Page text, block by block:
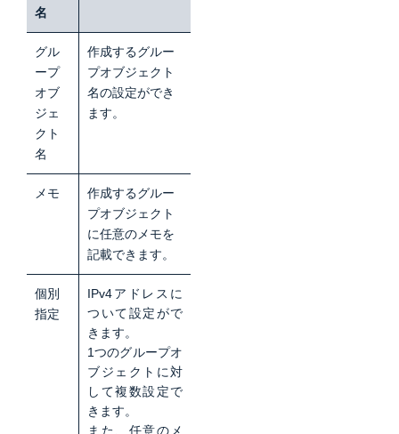
名
グル
ープ
オブ
ジェ
クト
名
作成するグルー
プオブジェクト
名の設定ができ
ます。
メモ
作成するグルー
プオブジェクト
に任意のメモを
記載できます。
個別
指定
IPv4アドレスに
ついて設定がで
きます。
1つのグループオ
ブジェクトに対
して複数設定で
きます。
また、任意のメ